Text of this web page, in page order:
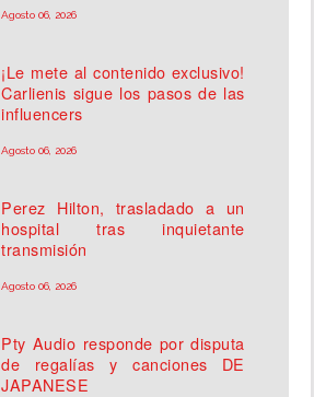
Agosto 06, 2026
¡Le mete al contenido exclusivo!
Carlienis sigue los pasos de las
influencers
Agosto 06, 2026
Perez Hilton, trasladado a un
hospital tras inquietante
transmisión
Agosto 06, 2026
Pty Audio responde por disputa
de regalías y canciones DE
JAPANESE